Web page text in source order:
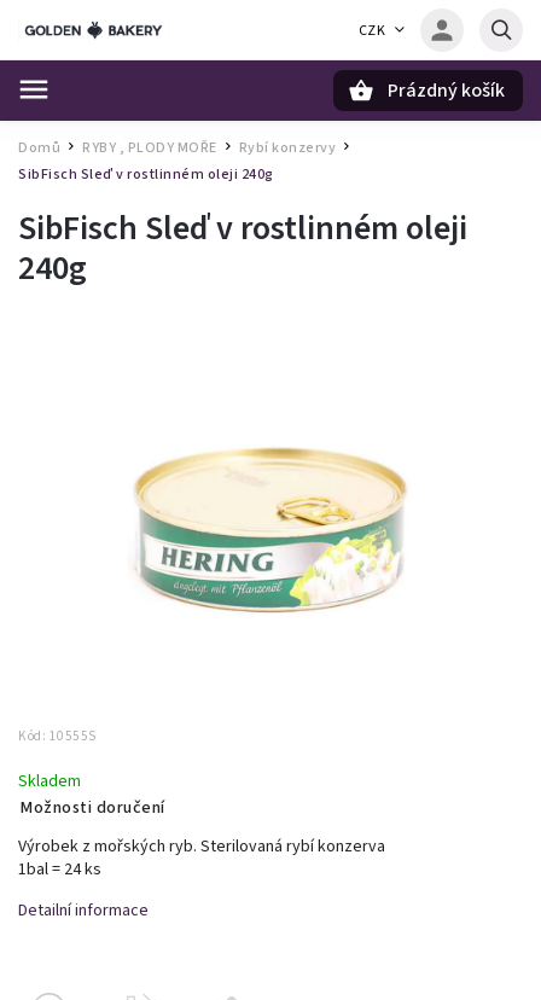
CZK
Prázdný košík
Domů / RYBY , PLODY MOŘE Rybí konzervy /
SibFisch Sleď v rostlinném oleji 240g
SibFisch Sleď v rostlinném oleji
240g
Kód: 10555S
Skladem
Možnosti doručení
Výrobek z mořských ryb. Sterilovaná rybí konzerva
1bal = 24 ks
Detailní informace